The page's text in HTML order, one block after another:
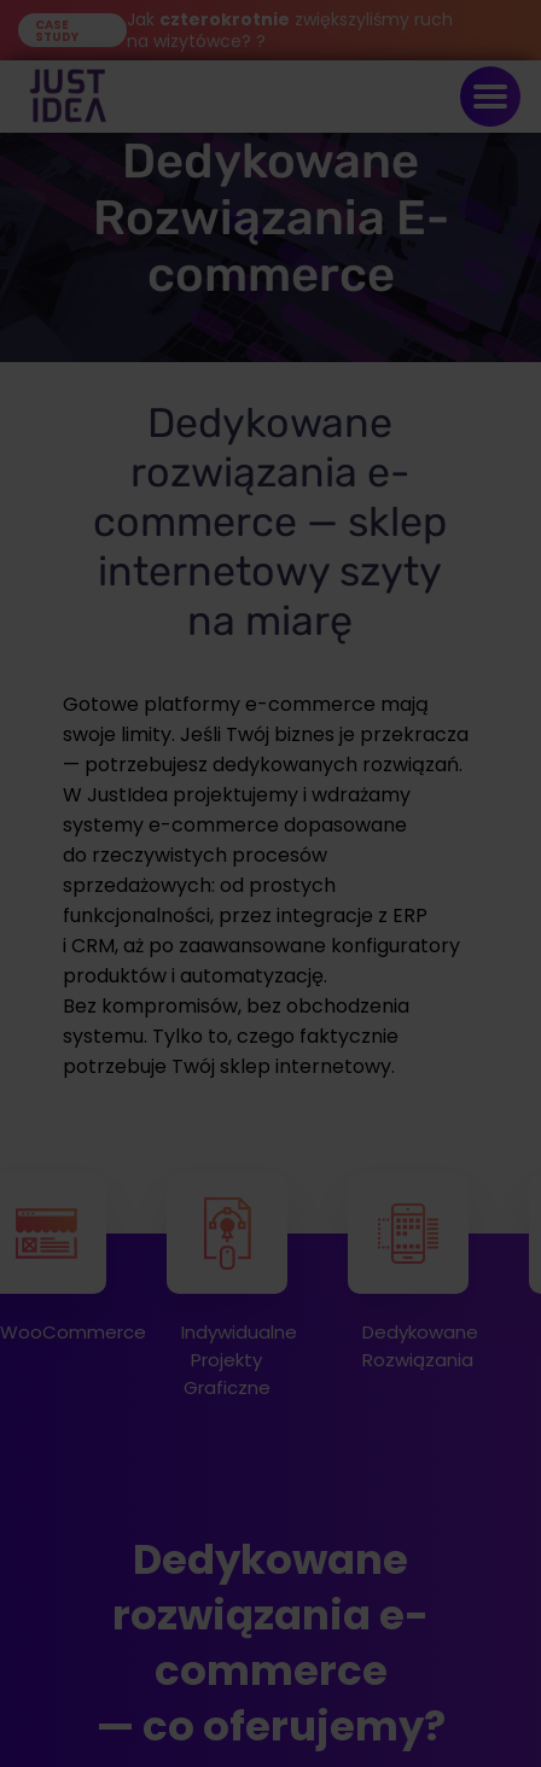
CASE
STUDY
Jak czterokrotnie zwiększyliśmy ruch
na wizytówce? ?
Dedykowane
Rozwiązania E-
commerce
Dedykowane
rozwiązania e-
commerce — sklep
internetowy szyty
na miarę
Gotowe platformy e-commerce mają
swoje limity. Jeśli Twój biznes je przekracza
— potrzebujesz dedykowanych rozwiązań.
W JustIdea projektujemy i wdrażamy
systemy e-commerce dopasowane
do rzeczywistych procesów
sprzedażowych: od prostych
funkcjonalności, przez integracje z ERP
i CRM, aż po zaawansowane konfiguratory
produktów i automatyzację.
Bez kompromisów, bez obchodzenia
systemu. Tylko to, czego faktycznie
potrzebuje Twój sklep internetowy.
WooCommerce
Indywidualne
Projekty
Graficzne
Dedykowane
Rozwiązania
Dedykowane
rozwiązania e-
commerce
— co oferujemy?